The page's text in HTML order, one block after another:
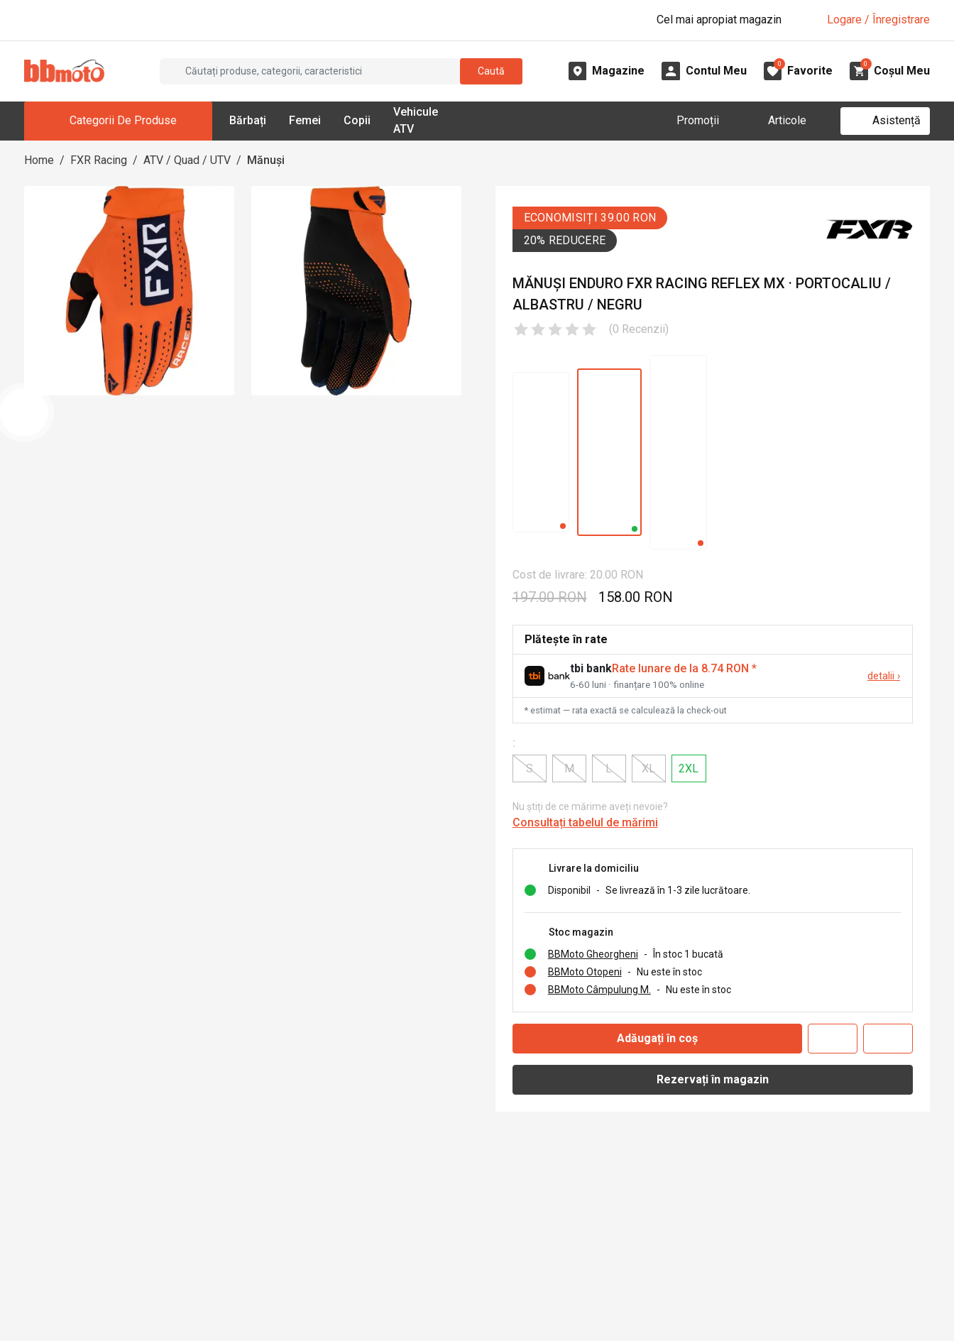
Cel mai apropiat magazin Logare / Înregistrare
Caută Magazine Contul Meu
0
Favorite
0
Coșul Meu
Categorii De Produse Bărbați Femei Copii
Vehicule
ATV
Promoții Articole Asistență
Home / FXR Racing / ATV / Quad / UTV / Mănuși
ECONOMISIȚI 39.00 RON
20% REDUCERE
MĂNUȘI ENDURO FXR RACING REFLEX MX · PORTOCALIU /
ALBASTRU / NEGRU
(0 Recenzii)
Cost de livrare: 20.00 RON
197.00 RON 158.00 RON
Plătește în rate
tbi bankRate lunare de la 8.74 RON *
6-60 luni · finanțare 100% online
detalii ›
* estimat — rata exactă se calculează la check-out
:
S
M L XL 2XL
Nu știți de ce mărime aveți nevoie?
Consultați tabelul de mărimi
Livrare la domiciliu
Disponibil
- Se livrează în 1-3 zile lucrătoare.
Stoc magazin
BBMoto Gheorgheni
-
În stoc 1 bucată
BBMoto Otopeni
-
Nu este în stoc
BBMoto Câmpulung M.
- Nu este în stoc
Adăugați în coș
Rezervați în magazin